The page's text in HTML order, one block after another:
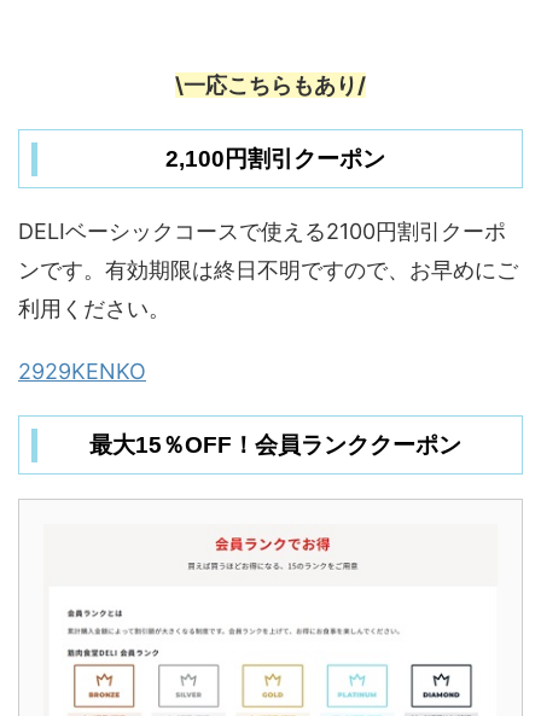
\一応こちらもあり/
2,100円割引クーポン
DELIベーシックコースで使える2100円割引クーポ
ンです。有効期限は終日不明ですので、お早めにご
利用ください。
2929KENKO
最大15％OFF！会員ランククーポン